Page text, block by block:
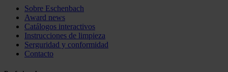
Sobre Eschenbach
Award news
Catálogos interactivos
Instrucciones de limpieza
Serguridad y conformidad
Contacto